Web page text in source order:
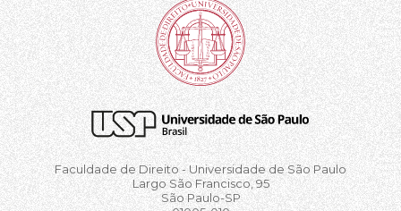
Faculdade de Direito - Universidade de São Paulo
Largo São Francisco, 95
São Paulo-SP